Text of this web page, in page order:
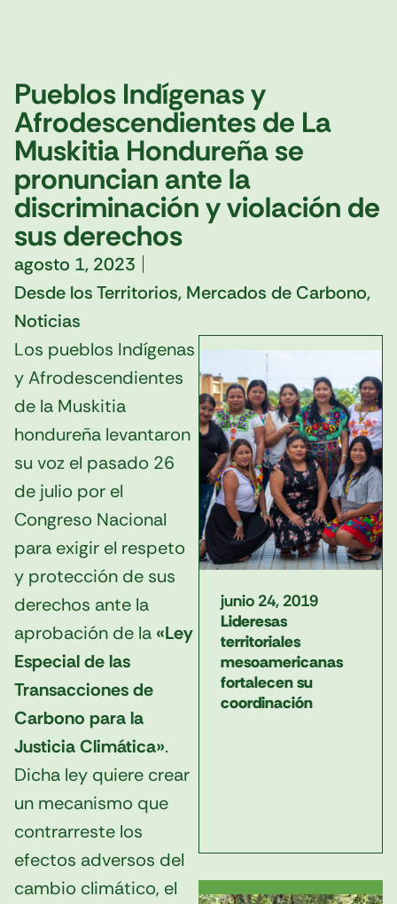
Pueblos Indígenas y
Afrodescendientes de La
Muskitia Hondureña se
pronuncian ante la
discriminación y violación de
sus derechos
agosto 1, 2023
Desde los Territorios, Mercados de Carbono,
Noticias
Los pueblos Indígenas
y Afrodescendientes
de la Muskitia
hondureña levantaron
su voz el pasado 26
de julio por el
Congreso Nacional
para exigir el respeto
y protección de sus
derechos ante la
aprobación de la «Ley
Especial de las
Transacciones de
Carbono para la
Justicia Climática».
Dicha ley quiere crear
un mecanismo que
contrarreste los
efectos adversos del
cambio climático, el
junio 24, 2019
Lideresas
territoriales
mesoamericanas
fortalecen su
coordinación